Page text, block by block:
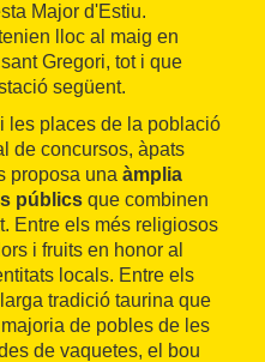
Major d'Estiu.
lloc al maig en
Gregori, tot i que
següent.
les places de la població
de concursos, àpats
proposa una àmplia
públics que combinen
Entre els més religiosos
i fruits en honor al
locals. Entre els
tradició taurina que
de pobles de les
de vaquetes, el bou